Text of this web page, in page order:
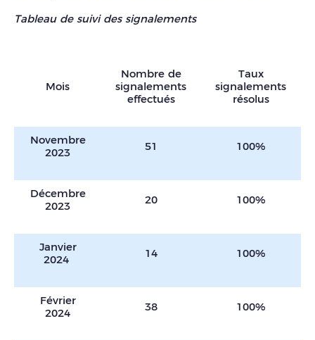
Tableau de suivi des signalements
Mois
Nombre de
signalements
effectués
Taux
signalements
résolus
Novembre
2023
51 100%
Décembre
2023
20 100%
Janvier
2024
14 100%
Février
2024
38 100%